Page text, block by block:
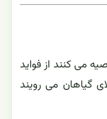
می کنند از فواید
گیاهان می رویند